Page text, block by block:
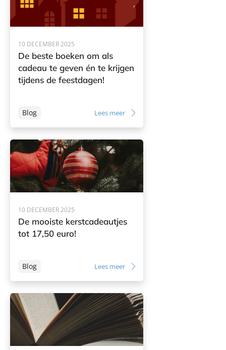
10 DECEMBER 2025
De beste boeken om als
cadeau te geven én te krijgen
tijdens de feestdagen!
Blog Lees meer
10 DECEMBER 2025
De mooiste kerstcadeautjes
tot 17,50 euro!
Blog Lees meer